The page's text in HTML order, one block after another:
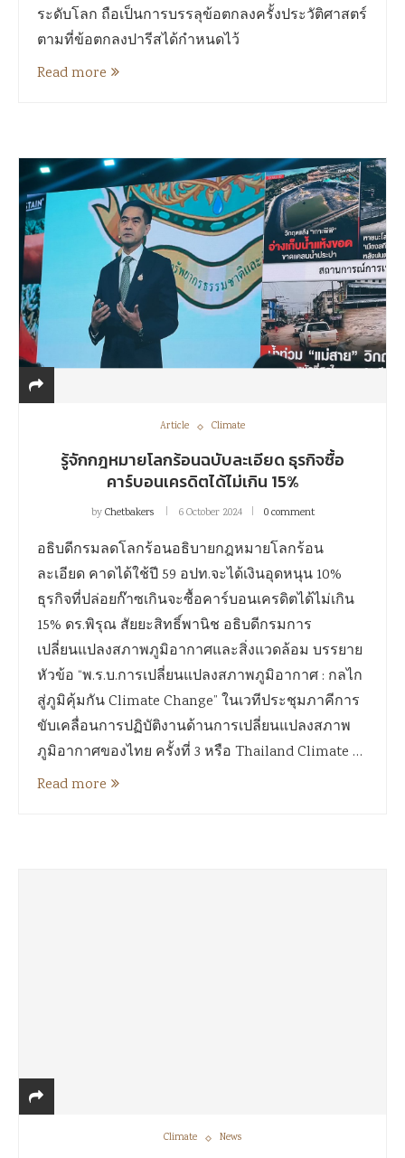
ระดับโลก ถือเป็นการบรรลุข้อตกลงครั้งประวัติศาสตร์
ตามที่ข้อตกลงปารีสได้กำหนดไว้
Read more
Article Climate
รู้จักกฎหมายโลกร้อนฉบับละเอียด ธุรกิจซื้อ
คาร์บอนเครดิตได้ไม่เกิน 15%
byChetbakers 6 October 2024 0 comment
อธิบดีกรมลดโลกร้อนอธิบายกฎหมายโลกร้อน
ละเอียด คาดได้ใช้ปี 59 อปท.จะได้เงินอุดหนุน 10%
ธุรกิจที่ปล่อยก๊าซเกินจะซื้อคาร์บอนเครดิตได้ไม่เกิน
15% ดร.พิรุณ สัยยะสิทธิ์พานิช อธิบดีกรมการ
เปลี่ยนแปลงสภาพภูมิอากาศและสิ่งแวดล้อม บรรยาย
หัวข้อ “พ.ร.บ.การเปลี่ยนแปลงสภาพภูมิอากาศ : กลไก
สู่ภูมิคุ้มกัน Climate Change” ในเวทีประชุมภาคีการ
ขับเคลื่อนการปฏิบัติงานด้านการเปลี่ยนแปลงสภาพ
ภูมิอากาศของไทย ครั้งที่ 3 หรือ Thailand Climate …
Read more
Climate News